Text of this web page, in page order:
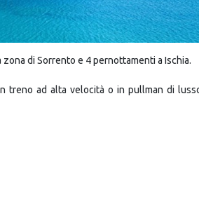
di Sorrento e 4 pernottamenti a Ischia.
treno ad alta velocità o in pullman di lusso,